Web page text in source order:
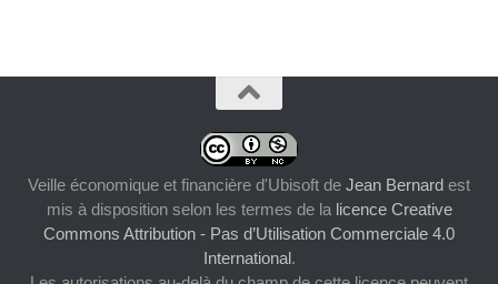
Veille économique et financière d'Ubisoft de Jean Bernard est
mis à disposition selon les termes de la licence Creative
Commons Attribution - Pas d’Utilisation Commerciale 4.0
International.